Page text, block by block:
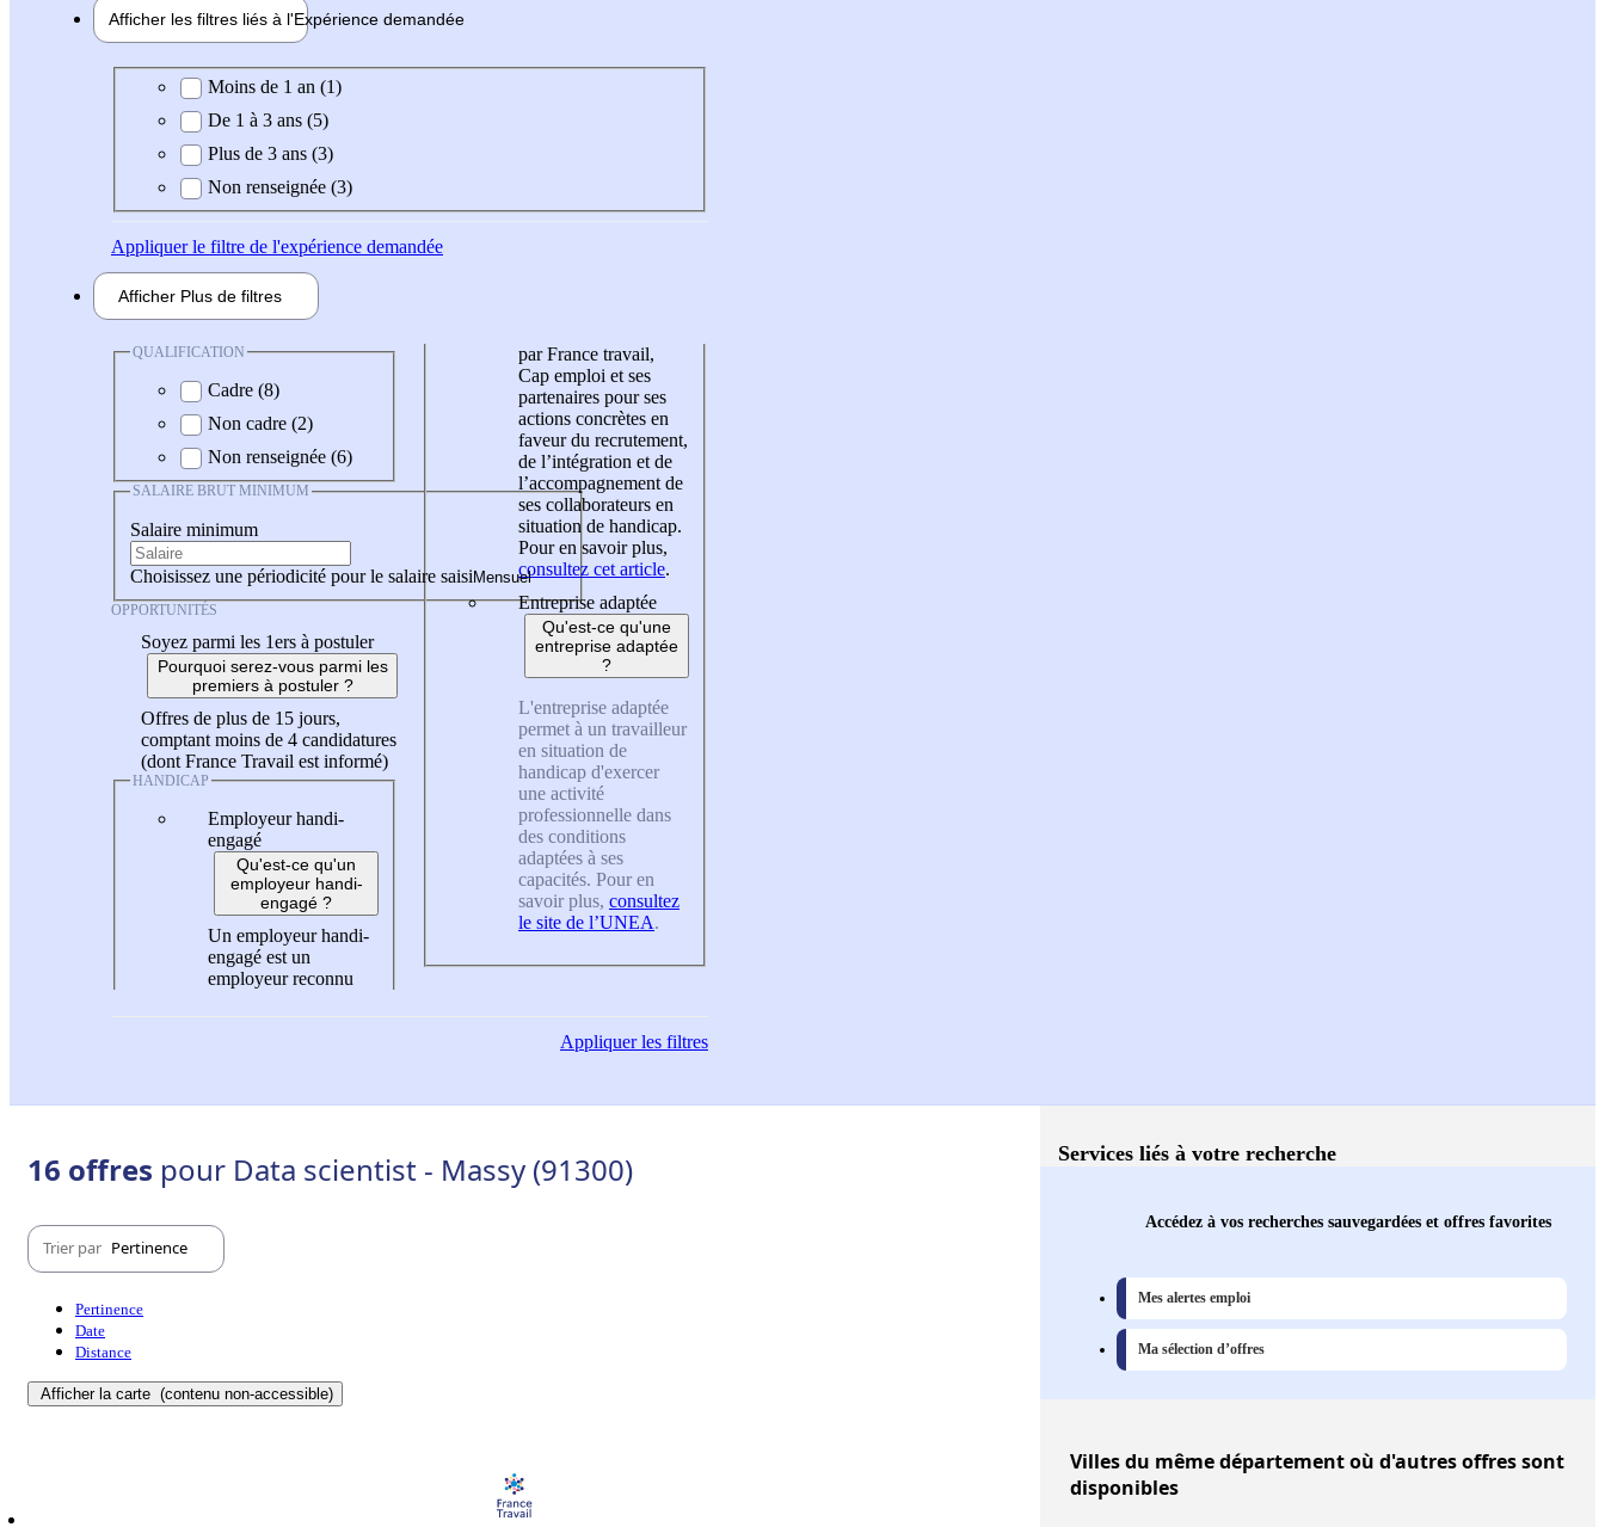
Afficher les filtres liés à l'Expérience demandée
Expérience demandée
Moins de 1 an (1)
De 1 à 3 ans (5)
Plus de 3 ans (3)
Non renseignée (3)
Appliquerle filtre de l'expérience demandée
Afficher Plus de filtres
QUALIFICATION
Cadre (8)
Non cadre (2)
Non renseignée (6)
SALAIRE BRUT MINIMUM
Salaire minimum
Choisissez une périodicité pour le salaire saisi
OPPORTUNITÉS
Soyez parmi les 1ers à postuler
Pourquoi serez-vous parmi les
premiers à postuler ?
Offres de plus de 15 jours,
comptant moins de 4 candidatures
(dont France Travail est informé)
HANDICAP
Employeur handi-
engagé
Qu'est-ce qu'un
employeur handi-
engagé ?
Un employeur handi-
engagé est un
employeur reconnu
par France travail,
Cap emploi et ses
partenaires pour ses
actions concrètes en
faveur du recrutement,
de l’intégration et de
l’accompagnement de
ses collaborateurs en
situation de handicap.
Pour en savoir plus,
consultez cet article.
Entreprise adaptée
Qu'est-ce qu'une
entreprise adaptée
?
L'entreprise adaptée
permet à un travailleur
en situation de
handicap d'exercer
une activité
professionnelle dans
des conditions
adaptées à ses
capacités. Pour en
savoir plus, consultez
le site de l’UNEA.
Appliquerles filtres
16 offres pour Data scientist - Massy (91300)
Trier par Pertinence
Pertinence
Date
Distance
Afficher la carte (contenu non-accessible)
Services liés à votre recherche
Accédez à vos recherches sauvegardées et offres favorites
Mes alertes emploi
Ma sélection d’offres
Villesdu même département où d'autres offres sont
disponibles